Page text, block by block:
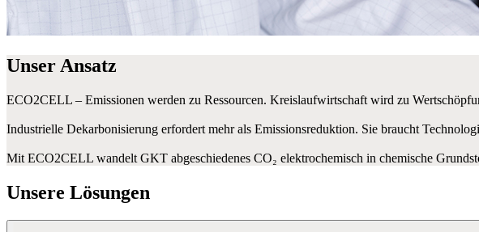
Unser Ansatz
ECO2CELL – Emissionen werden zu Ressourcen. Kreislaufwirtschaft wird zu
Industrielle Dekarbonisierung erfordert mehr als Emissionsreduktion. Sie braucht
Mit ECO2CELL wandelt GKT abgeschiedenes CO₂ elektrochemisch in chemische
Unsere Lösungen